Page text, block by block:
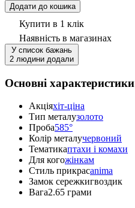
Додати до кошика
Купити в 1 клік
Наявність в магазинах
У список бажань
2 людини додали
Основні характеристики
Акціяхіт-ціна
Тип металузолото
Проба585°
Колір металучервоний
Тематикаптахи і комахи
Для когожінкам
Стиль прикрасanima
Замок сережкигвоздик
Вага2.65 грами